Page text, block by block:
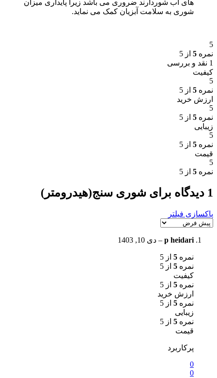
های آب شوردارند ضروری می باشد زیرا پایداری میزان
شوری به سلامت آبزیان کمک می نماید.
5
نمره 5 از 5
1 نقد و بررسی
کیفیت
5
نمره 5 از 5
ارزش خرید
5
نمره 5 از 5
زیبایی
5
نمره 5 از 5
قیمت
5
نمره 5 از 5
1 دیدگاه برای شوری سنج(هیدرومتر)
پاکسازی فیلتر
p heidari
– دی 10, 1403
نمره 5 از 5
نمره 5 از 5
کیفیت
نمره 5 از 5
ارزش خرید
نمره 5 از 5
زیبایی
نمره 5 از 5
قیمت
پرکاربرد
0
0